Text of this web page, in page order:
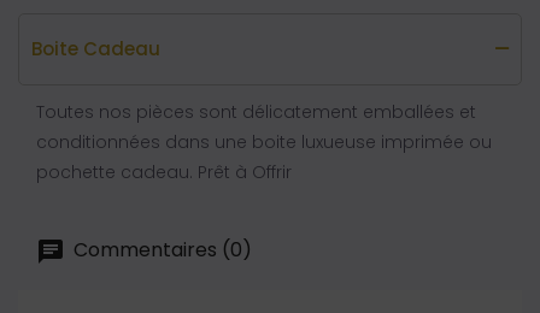
Boite Cadeau
Toutes nos pièces sont délicatement emballées et
conditionnées dans une boite luxueuse imprimée ou
pochette cadeau. Prêt à Offrir
Commentaires (0)